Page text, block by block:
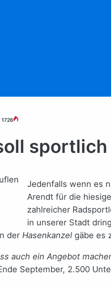
1726
Jedenfalls wenn es
Arendt für die
zahlreicher
in unserer Stadt
der Hasenkanzel gäbe es
auch ein Angebot
September, 2.500